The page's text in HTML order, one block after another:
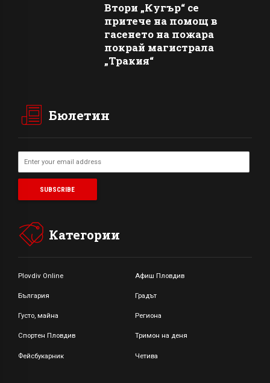
Втори „Кугър“ се
притече на помощ в
гасенето на пожара
покрай магистрала
„Тракия“
Бюлетин
Категории
Plovdiv Online Афиш Пловдив
България Градът
Густо, майна Региона
Спортен Пловдив Тримон на деня
Фейсбукарник Четива